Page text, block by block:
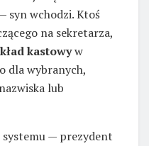
syn wchodzi. Ktoś
na sekretarza,
kastowyw
dla wybranych,
lub
systemu — prezydent